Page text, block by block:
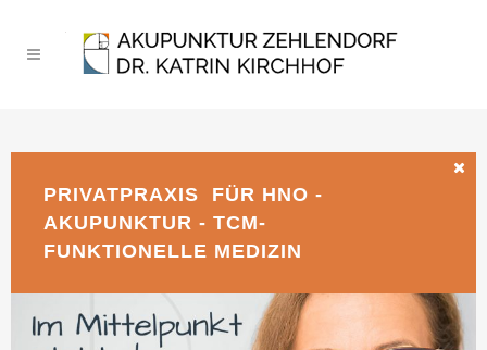
PRIVATPRAXIS FÜR HNO -
AKUPUNKTUR - TCM-
FUNKTIONELLE MEDIZIN